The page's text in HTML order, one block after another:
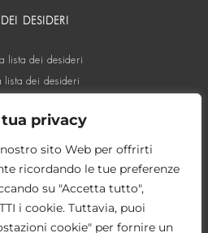
privacy
sito Web per offrirti
ricordando le tue preferenze
su "Accetta tutto",
i cookie. Tuttavia, puoi
cookie" per fornire un
DESIDERI
lista dei desideri
lista dei desideri
SOCIAL